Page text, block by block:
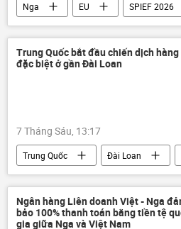
Nga EU
SPIEF 2026
St. Petersburg
Moskva
Luxembourg
Thế giới
Trung Quốc bắt đầu chiến dịch hàng
đặc biệt ở gần Đài Loan
7 Tháng Sáu, 13:17
Trung Quốc Đài Loan
Philippines
Bắc Kinh
Quân sự
Ngân hàng Liên doanh Việt - Nga
bảo 100% thanh toán bằng tiền tệ
gia giữa Nga và Việt Nam